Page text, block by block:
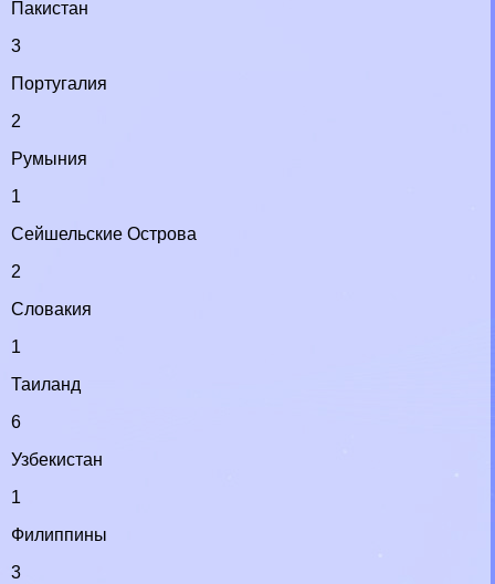
Пакистан
3
Португалия
2
Румыния
1
Сейшельские Острова
2
Словакия
1
Таиланд
6
Узбекистан
1
Филиппины
3